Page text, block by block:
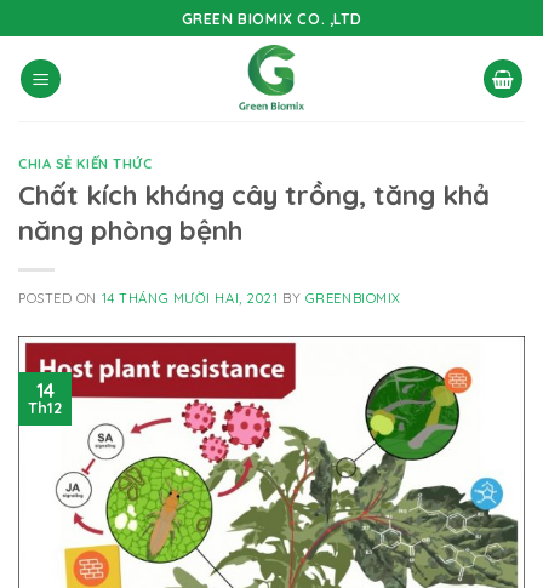
to
content
GREEN BIOMIX CO. ,LTD
CHIA SẺ KIẾN THỨC
Chất kích kháng cây trồng, tăng khả
năng phòng bệnh
POSTED ON 14 THÁNG MƯỜI HAI, 2021 BY GREENBIOMIX
14
Th12